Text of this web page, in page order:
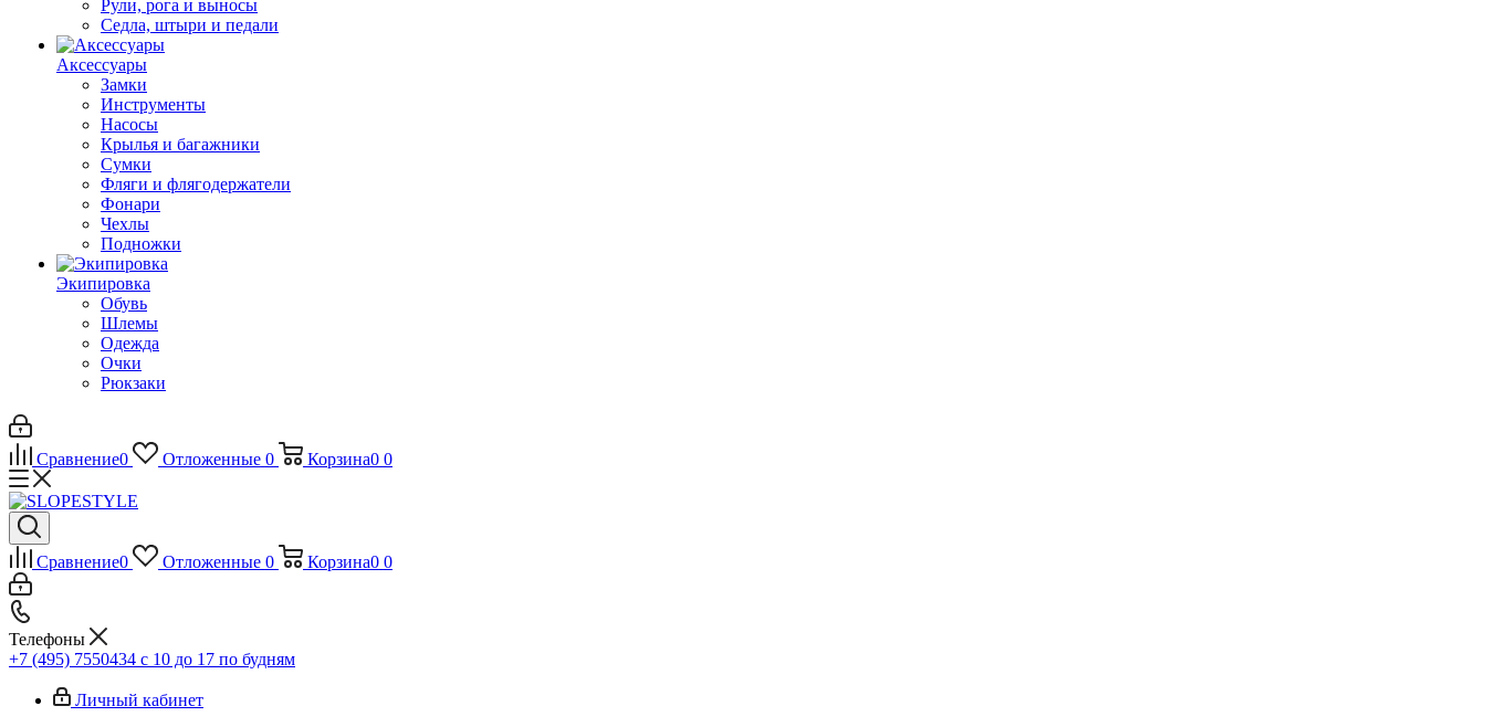
Рули, рога и выносы
Седла, штыри и педали
Аксессуары
Замки
Инструменты
Насосы
Крылья и багажники
Сумки
Фляги и флягодержатели
Фонари
Чехлы
Подножки
Экипировка
Обувь
Шлемы
Одежда
Очки
Рюкзаки
Сравнение0 Отложенные 0 Корзина0 0
Сравнение0 Отложенные 0 Корзина0 0
Телефоны
+7 (495) 7550434 с 10 до 17 по будням
Личный кабинет